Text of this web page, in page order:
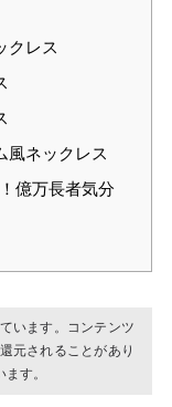
クレス
風ネックレス
億万長者気分
います。コンテンツ
元されることがあり
す。